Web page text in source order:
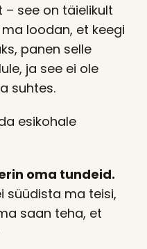
see on täielikult
loodan, et keegi
panen selle
ja see ei ole
suhtes.
esikohale
oma tundeid.
süüdista ma teisi,
saan teha, et